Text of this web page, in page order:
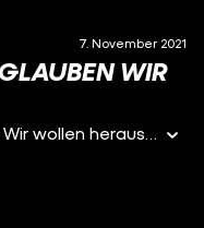
7. November 2021
WIR
Heute wagen wir ein Experiment. Wir wollen herausfinden, was und wem wir glauben. Dazu macht unsere Community einen Persönlichkeitstest – mit sehr unerwartetem Ausgang. Habt ihr damit gerechnet? Und wie hättet ihr reagiert? Schreibt uns das gerne in die Kommentare.